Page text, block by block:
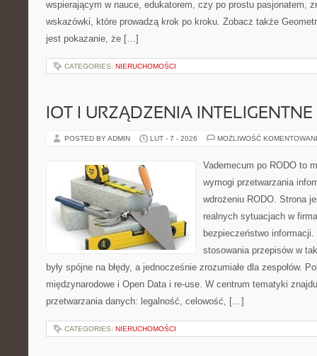
wspierającym w nauce, edukatorem, czy po prostu pasjonatem,
wskazówki, które prowadzą krok po kroku. Zobacz także
jest pokazanie, że […]
CATEGORIES: NIERUCHOMOŚCI
IOT I URZĄDZENIA INTELIGENTNE
POSTED BY ADMIN LUT - 7 - 2026 MOŻLIWOŚĆ
Vademecum po RODO to
wymogi przetwarzania
wdrożeniu RODO. Strona
realnych sytuacjach w
bezpieczeństwo
stosowania przepisów w
były spójne na błędy, a jednocześnie zrozumiałe dla zespołów.
międzynarodowe i Open Data i re-use. W centrum tematyki
przetwarzania danych: legalność, celowość, […]
CATEGORIES: NIERUCHOMOŚCI